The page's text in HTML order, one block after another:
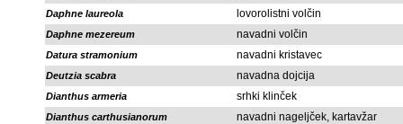
Daphne laureola lovorolistni volčin
Daphne mezereum navadni volčin
Datura stramonium navadni kristavec
Deutzia scabra navadna dojcija
Dianthus armeria srhki klinček
Dianthus carthusianorum navadni nageljček, kartavžar